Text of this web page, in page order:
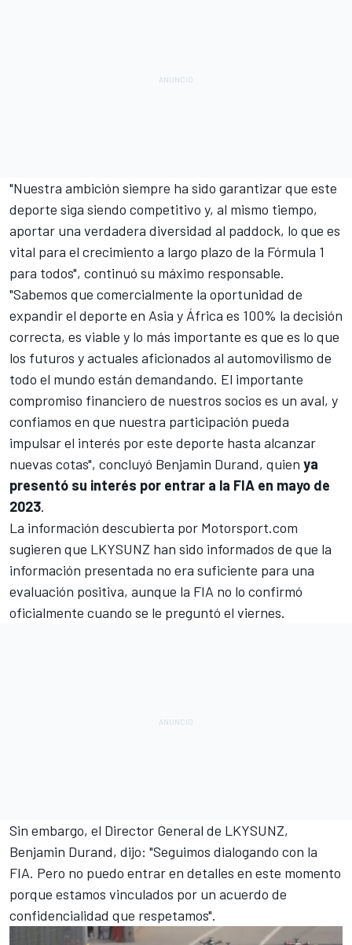
"Nuestra ambición siempre ha sido garantizar que este
deporte siga siendo competitivo y, al mismo tiempo,
aportar una verdadera diversidad al paddock, lo que es
vital para el crecimiento a largo plazo de la Fórmula 1
para todos", continuó su máximo responsable.
"Sabemos que comercialmente la oportunidad de
expandir el deporte en Asia y África es 100% la decisión
correcta, es viable y lo más importante es que es lo que
los futuros y actuales aficionados al automovilismo de
todo el mundo están demandando. El importante
compromiso financiero de nuestros socios es un aval, y
confiamos en que nuestra participación pueda
impulsar el interés por este deporte hasta alcanzar
nuevas cotas", concluyó Benjamin Durand, quien ya
presentó su interés por entrar a la FIA en mayo de
2023.
La información descubierta por Motorsport.com
sugieren que LKYSUNZ han sido informados de que la
información presentada no era suficiente para una
evaluación positiva, aunque la FIA no lo confirmó
oficialmente cuando se le preguntó el viernes.
Sin embargo, el Director General de LKYSUNZ,
Benjamin Durand, dijo: "Seguimos dialogando con la
FIA. Pero no puedo entrar en detalles en este momento
porque estamos vinculados por un acuerdo de
confidencialidad que respetamos".